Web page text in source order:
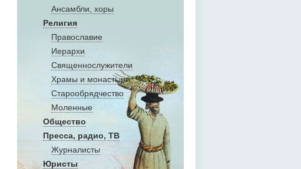
Aнсамбли, хоры
Религия
Православие
Иерархи
Священнослужители
Храмы и монастыри
Старообрядчество
Моленные
Общество
Пресса, радио, ТВ
Журналисты
Юристы